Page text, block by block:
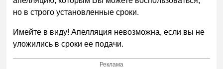
но в строго установленные сроки.
Имейте в виду! Апелляция невозможна, если вы не
уложились в сроки ее подачи.
Реклама